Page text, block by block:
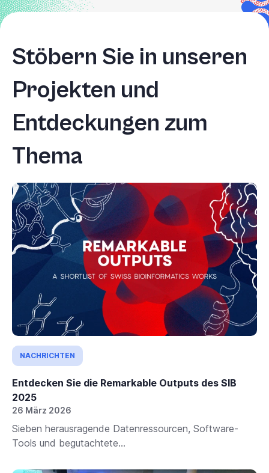
Stöbern Sie in unseren
Projekten und
Entdeckungen zum
Thema
NACHRICHTEN
Entdecken Sie die Remarkable Outputs des SIB
2025
26 März 2026
Sieben herausragende Datenressourcen, Software-
Tools und begutachtete...